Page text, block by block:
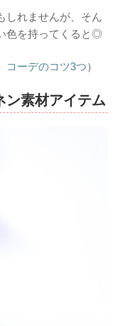
しれませんが、そん
色を持ってくると◎
コーデのコツ3つ）
ン素材アイテム